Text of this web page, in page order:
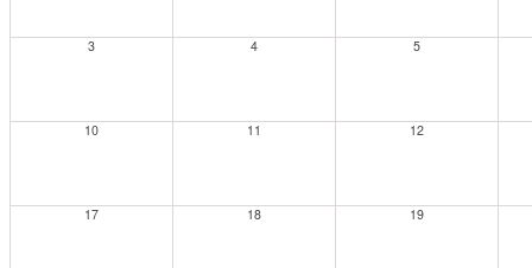
3 4 5
10 11 12
17 18 19